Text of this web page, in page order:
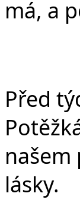
má, a
Před
našem
lásky.